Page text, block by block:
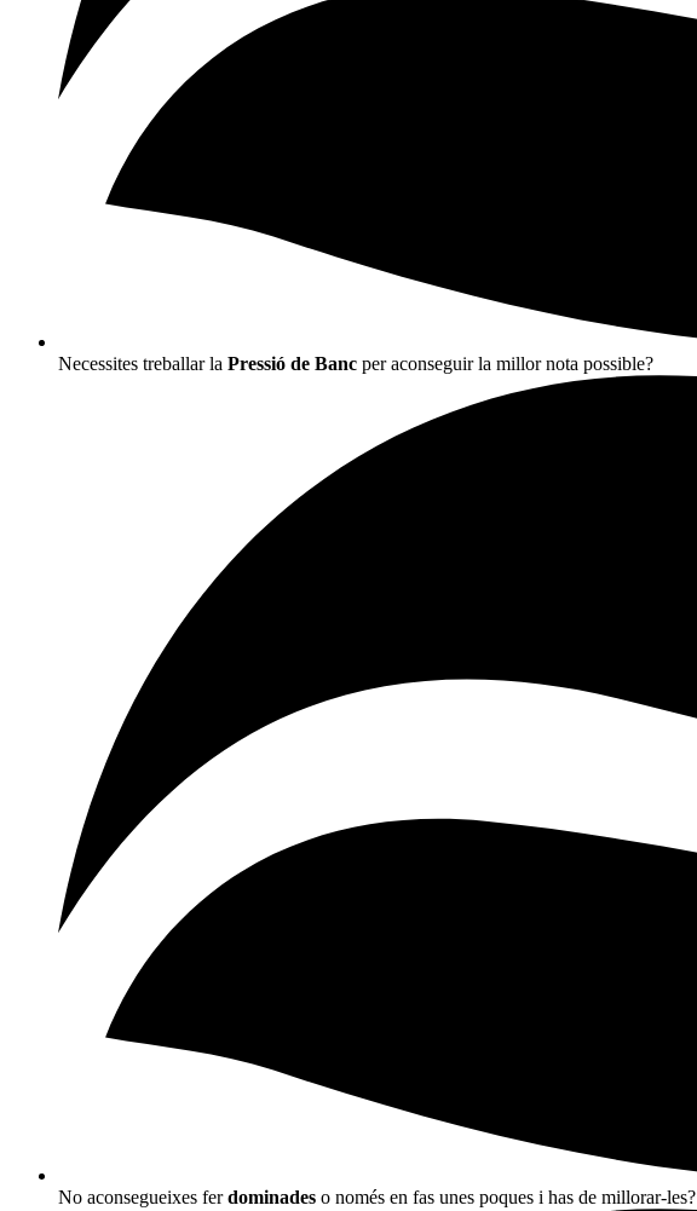
Necessites treballar la Pressió de Banc per aconseguir la millor nota possible?
No aconsegueixes ferdominades o només en fas unes poques i has de millorar-les?